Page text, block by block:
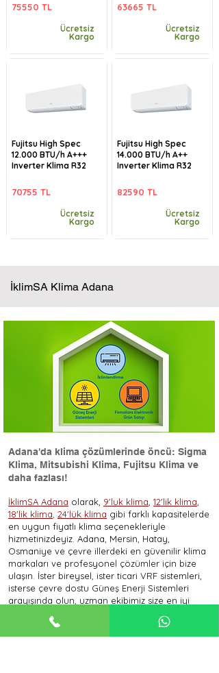
75550 TL
Ücretsiz
Kargo
Fujitsu High Spec
12.000 BTU/h A+++
Inverter Klima R32
70755 TL
Ücretsiz
Kargo
63665 TL
Ücretsiz
Kargo
Fujitsu High Spec
14.000 BTU/h A++
Inverter Klima R32
82590 TL
Ücretsiz
Kargo
İklimSA Klima Adana
Adana'da klima çözümlerinde öncü: Sigma
Klima, Mitsubishi Klima, Fujitsu Klima ve
daha fazlası!
İklimSA Adana olarak, 9'luk klima 12'lik klima
18'lik klima 24'lük klima gibi farklı kapasitelerde
en uygun fiyatlı klima seçenekleriyle
hizmetinizdeyiz. Adana, Mersin, Hatay,
Osmaniye ve çevre illerdeki en güvenilir klima
markaları ve profesyonel çözümler için bize
ulaşın. İster bireysel, ister ticari VRF sistemleri,
isterse çevre dostu Güneş Enerji Sistemleri
arayışında olun, uzman ekibimiz size en iyi
En uygun klima fiyatları, farklı klima modelleri
ve klima montajı konularında daha fazla bilgi